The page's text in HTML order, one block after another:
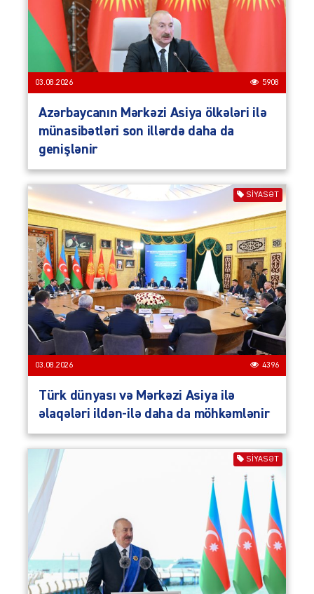
03.08.2026 5908
Azərbaycanın Mərkəzi Asiya ölkələri ilə
münasibətləri son illərdə daha da
genişlənir
SIYASƏT
03.08.2026 4396
Türk dünyası və Mərkəzi Asiya ilə
əlaqələri ildən-ilə daha da möhkəmlənir
SIYASƏT